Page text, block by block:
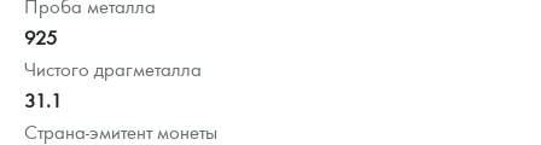
Проба металла
925
Чистого драгметалла
31.1
Страна-эмитент монеты